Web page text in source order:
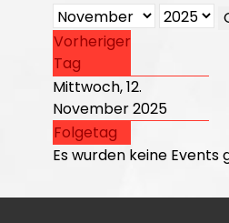
Vorheriger
Tag
Mittwoch, 12.
November 2025
Folgetag
Es wurden keine Events